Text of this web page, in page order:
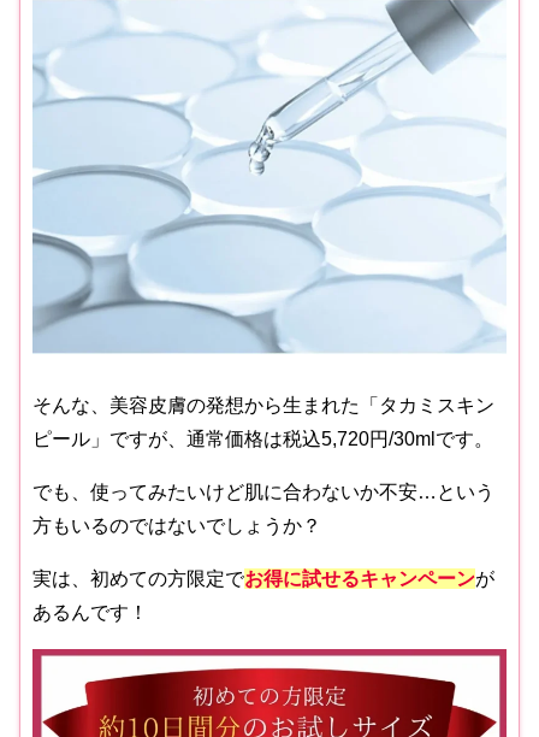
そんな、美容皮膚の発想から生まれた「タカミスキン
ピール」ですが、通常価格は税込5,720円/30mlです。
でも、使ってみたいけど肌に合わないか不安…という
方もいるのではないでしょうか？
実は、初めての方限定でお得に試せるキャンペーンが
あるんです！